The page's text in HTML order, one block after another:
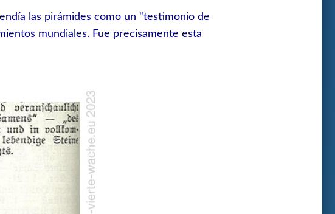
las pirámides como un "testimonio de
mundiales. Fue precisamente esta